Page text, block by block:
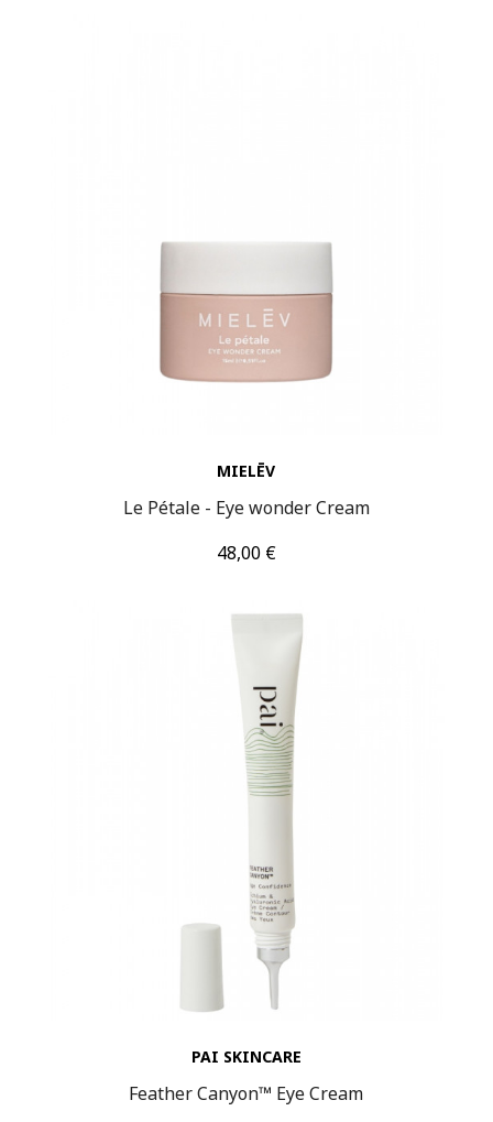
MIELĒV
Le Pétale - Eye wonder Cream
Τιμή
48,00 €
PAI SKINCARE
Feather Canyon™ Eye Cream